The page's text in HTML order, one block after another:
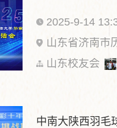
2025-9-14
山东省济南市
山东校友会
中南大陕西羽毛